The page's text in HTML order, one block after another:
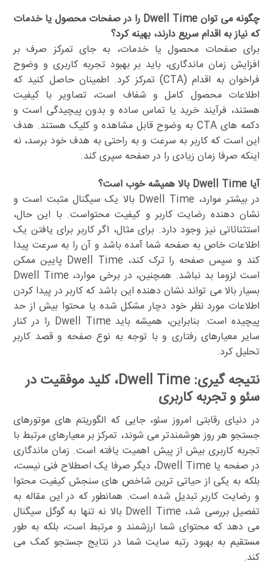
چگونه می توان Dwell Time را در صفحات محصول یا خدمات
که نیاز به اقدام سریع دارند، بهینه کرد؟
برای صفحات محصول یا خدمات، به جای تمرکز صرف بر
افزایش زمان ماندگاری، باید بر بهبود تجربه کاربری و وضوح
فراخوان به اقدام (CTA) تمرکز کرد. اطمینان حاصل کنید که
اطلاعات محصول کامل و شفاف است، تصاویر با کیفیت
هستند، فرآیند خرید یا تماس ساده و بدون پیچیدگی است و
دکمه های CTA به وضوح قابل مشاهده و کلیک هستند. هدف
این است که کاربر به سرعت و به راحتی به هدف خود برسد، نه
اینکه صرفا زمان زیادی را در صفحه سپری کند.
آیا Dwell Time بالا همیشه خوب است؟
در بیشتر موارد، Dwell Time بالا یک سیگنال مثبت است و
نشان دهنده رضایت کاربر و کیفیت محتواست. با این حال،
استثنائاتی نیز وجود دارد. برای مثال، اگر کاربر برای یافتن یک
اطلاعات خاص به صفحه شما آمده باشد و آن را به سرعت پیدا
کند و سپس صفحه را ترک کند، Dwell Time پایین ممکن
است لزوما بد نباشد. همچنین، در برخی موارد، Dwell Time
بسیار بالا می تواند نشان دهنده این باشد که کاربر در پیدا کردن
اطلاعات مورد نظر خود دچار مشکل شده یا محتوا بیش از حد
پیچیده است. بنابراین، همیشه باید Dwell Time را در کنار
سایر معیارهای رفتاری و با توجه به نوع صفحه و قصد کاربر
تحلیل کرد.
نتیجه گیری: Dwell Time، کلید موفقیت در
سئو و تجربه کاربری
در دنیای رقابتی امروز سئو، جایی که الگوریتم های موتورهای
جستجو هر روز هوشمندتر می شوند، تمرکز بر معیارهای مرتبط با
تجربه کاربری بیش از پیش اهمیت یافته است. زمان ماندگاری
در صفحه یا Dwell Time، دیگر صرفا یک اصطلاح فنی نیست،
بلکه به یکی از حیاتی ترین شاخص های سنجش کیفیت محتوا
و رضایت کاربر تبدیل شده است. همانطور که در این مقاله به
تفصیل بررسی شد، Dwell Time بالا نه تنها به گوگل سیگنال
می دهد که محتوای شما ارزشمند و مرتبط است، بلکه به طور
مستقیم به بهبود رتبه سایت شما در نتایج جستجو کمک می
کند.